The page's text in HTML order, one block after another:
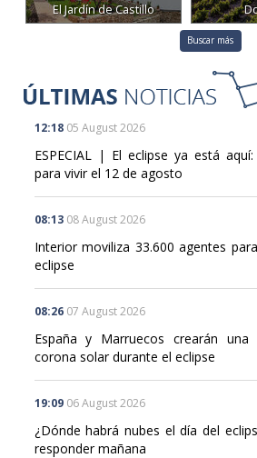
El Jardín de Castillo
Buscar más
12:18 05 August 2026
ESPECIAL | El eclipse ya está
para vivir el 12 de agosto
08:13 08 August 2026
Interior moviliza 33.600 agentes
eclipse
08:26 07 August 2026
España y Marruecos crearán
corona solar durante el eclipse
19:09 06 August 2026
¿Dónde habrá nubes el día del
responder mañana